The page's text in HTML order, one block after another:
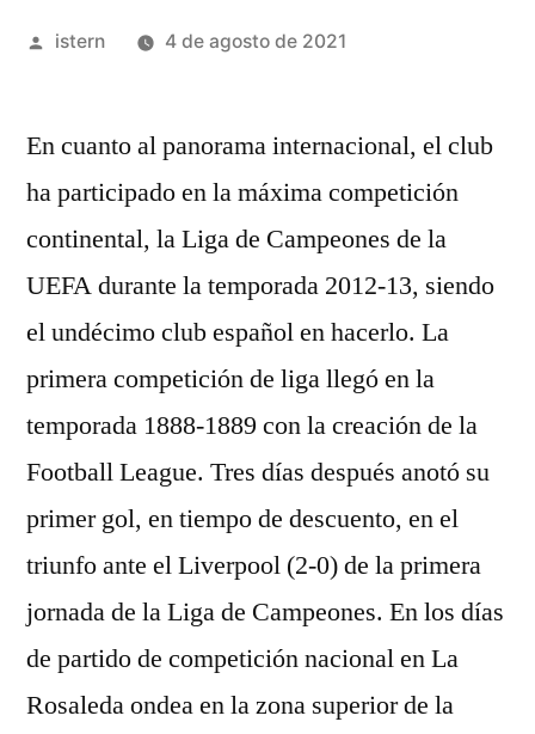
Publicado
istern 4 de agosto de 2021
En cuanto al panorama internacional, el club
ha participado en la máxima competición
continental, la Liga de Campeones de la
UEFA durante la temporada 2012-13, siendo
el undécimo club español en hacerlo. La
primera competición de liga llegó en la
temporada 1888-1889 con la creación de la
Football League. Tres días después anotó su
primer gol, en tiempo de descuento, en el
triunfo ante el Liverpool (2-0) de la primera
jornada de la Liga de Campeones. En los días
de partido de competición nacional en La
Rosaleda ondea en la zona superior de la